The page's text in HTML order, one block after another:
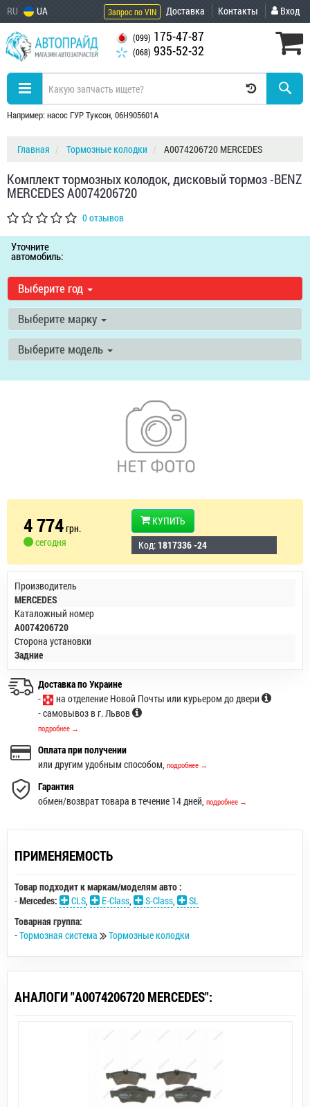
RU UA Запрос по VIN Доставка Контакты Вход
(099) 175-47-87
(068) 935-52-32
Например: насос ГУР Туксон, 06H905601A
Главная Тормозные колодки A0074206720 MERCEDES
Комплект тормозных колодок, дисковый тормоз -BENZ
MERCEDES A0074206720
0 отзывов
Уточните
автомобиль:
Выберите год
Выберите марку
Выберите модель
4 774грн.
сегодня
КУПИТЬ
Код: 1817336 -24
Производитель
MERCEDES
Каталожный номер
A0074206720
Сторона установки
Задние
Доставка по Украине
-
на отделение Новой Почты или курьером до двери
- самовывоз в г. Львов
подробнее →
Оплата при получении
или другим удобным способом, подробнее →
Гарантия
обмен/возврат товара в течение 14 дней, подробнее →
ПРИМЕНЯЕМОСТЬ
Товар подходит к маркам/моделям авто :
-Mercedes: CLS, E-Class, S-Class,
SL
Товарная группа:
-Тормозная система Тормозные колодки
АНАЛОГИ "A0074206720 MERCEDES":